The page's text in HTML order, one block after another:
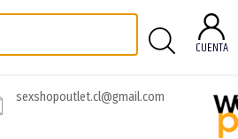
CUENTA
sexshopoutlet.cl@gmail.com